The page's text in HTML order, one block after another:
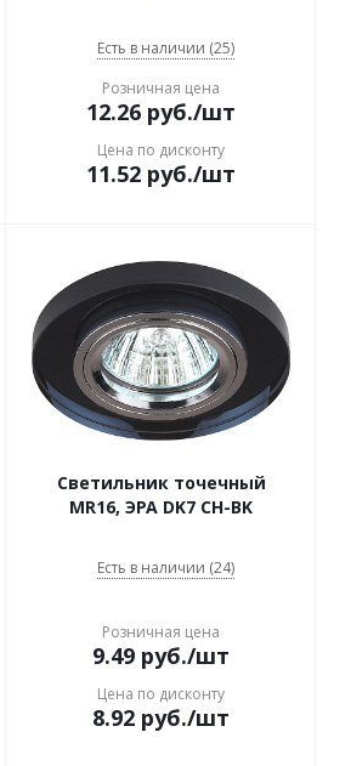
Есть в наличии (25)
Розничная цена
12.26 руб./шт
Цена по дисконту
11.52 руб./шт
Светильник точечный
MR16, ЭРА DK7 CH-BK
Есть в наличии (24)
Розничная цена
9.49 руб./шт
Цена по дисконту
8.92 руб./шт